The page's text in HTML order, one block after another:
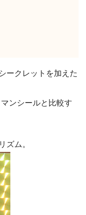
ークレットを加えた
ンシールと比較す
ズム。